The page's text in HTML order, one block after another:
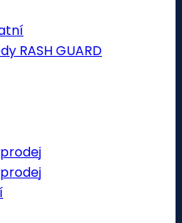
RASH GUARD